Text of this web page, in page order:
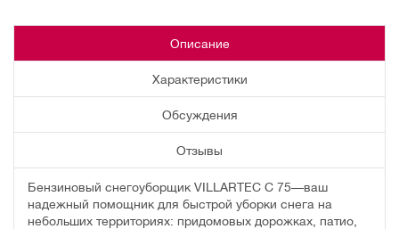
Описание
Характеристики
Обсуждения
Отзывы
Бензиновый снегоуборщик VILLARTEC C 75—ваш
надежный помощник для быстрой уборки снега на
небольших территориях: придомовых дорожках, патио,